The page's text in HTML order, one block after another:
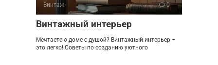
Винтаж 0
Винтажный интерьер
Мечтаете о доме с душой? Винтажный интерьер –
это легко! Советы по созданию уютного